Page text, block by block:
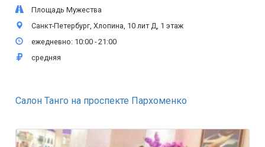
Площадь Мужества
Санкт-Петербург, Хлопина, 10 лит Д, 1 этаж
ежедневно: 10:00 - 21:00
средняя
Салон Танго на проспекте Пархоменко